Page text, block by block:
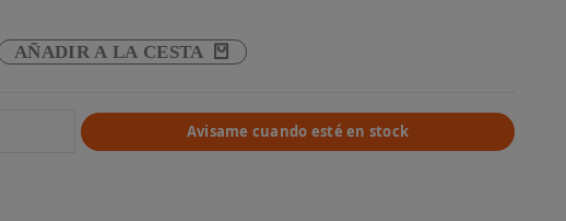
AÑADIR A LA CESTA
Avisame cuando esté en stock